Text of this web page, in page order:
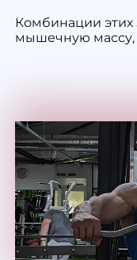
Комбинации этих
мышечную массу,